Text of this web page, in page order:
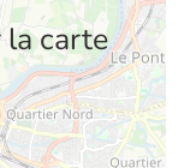
carte